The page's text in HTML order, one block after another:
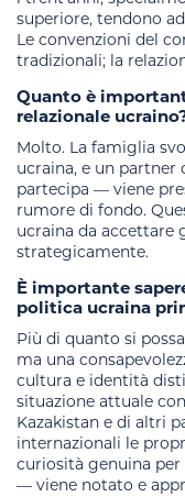
superiore, tendono
Le convenzioni del
tradizionali; la
Quanto è
relazionale
Molto. La famiglia
ucraina, e un
partecipa — viene
rumore di fondo.
ucraina da accettare
strategicamente.
È importante
politica ucraina
Più di quanto si
ma una
cultura e identità
situazione attuale
Kazakistan e di altri
internazionali le
curiosità genuina
— viene notato e